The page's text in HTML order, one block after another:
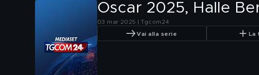
Oscar 2025, Halle
03 mar 2025 | Tgcom24
Vai alla serie La